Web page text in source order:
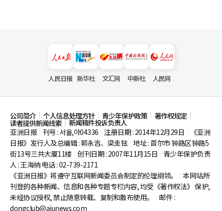
人民日报 新华社 文汇网 中新社 人民网
公司简介 个人信息处理方针 青少年保护政策 著作权规定
读者提供新闻线索
新闻稿件投诉负责人
亚洲日报
刊号 : 서울,아04336 注册日期 : 2014年12月29日
《亚洲
日报》发行人及总编辑 : 郭永吉、梁圭铉 地址 : 首尔市钟路区钟路5
街13号三共大厦11楼 创刊日期 : 2007年11月15日
青少年保护负责
人 : 王海纳 电话 : 02-739-2171
《亚洲日报》将遵守互联网新闻委员会制定的伦理纲领。
本网站所
刊登的各种新闻、信息和各种专题专栏内容, 均受《著作权法》 保护,
未经协议授权, 禁止随意转载、复制和散布使用。
邮件 :
dongclub@ajunews.com